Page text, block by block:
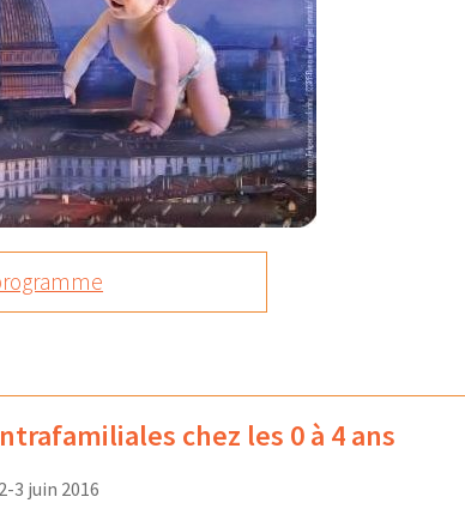
chez les 0 à 4 ans
3 juin 2016